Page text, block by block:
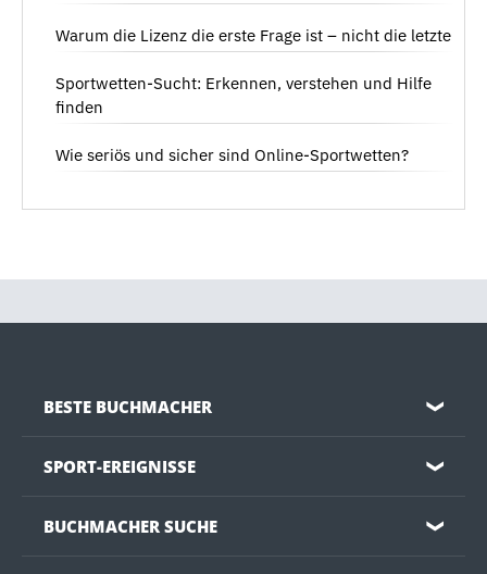
Warum die Lizenz die erste Frage ist – nicht die letzte
Sportwetten-Sucht: Erkennen, verstehen und Hilfe
finden
Wie seriös und sicher sind Online-Sportwetten?
BESTE BUCHMACHER ❯
SPORT-EREIGNISSE ❯
BUCHMACHER SUCHE ❯